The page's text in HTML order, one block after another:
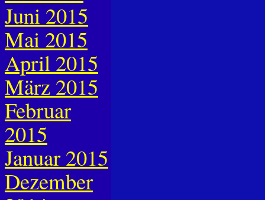
Juni 2015
Mai 2015
April 2015
März 2015
Februar
2015
Januar 2015
Dezember